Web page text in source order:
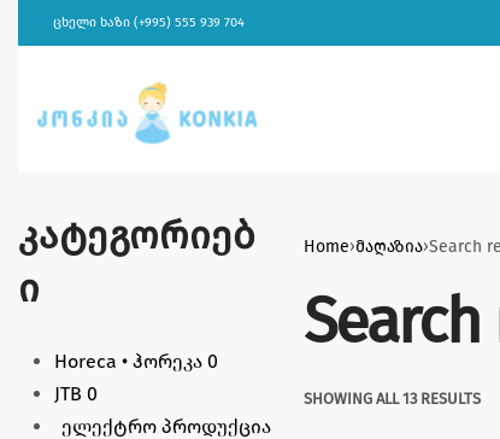
ცხელი ხაზი (+995) 555 939 704
კატეგორიებ
ი
Horeca • ჰორეკა 0
JTB 0
ელექტრო პროდუქცია
Home›მაღაზია›Search
Search
SHOWING ALL 13 RESULTS